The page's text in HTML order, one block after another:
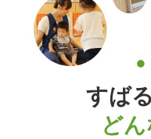
すば
ど